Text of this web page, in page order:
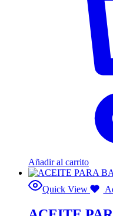
Añadir al carrito
Quick View